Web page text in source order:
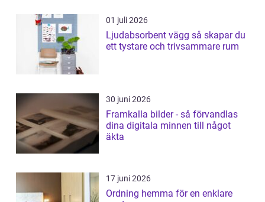
01 juli 2026
Ljudabsorbent vägg så skapar du
ett tystare och trivsammare rum
30 juni 2026
Framkalla bilder - så förvandlas
dina digitala minnen till något
äkta
17 juni 2026
Ordning hemma för en enklare